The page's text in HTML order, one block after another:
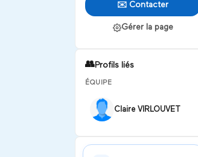
✉️ Contacter
Gérer la page
👥Profils liés
ÉQUIPE
Claire VIRLOUVET